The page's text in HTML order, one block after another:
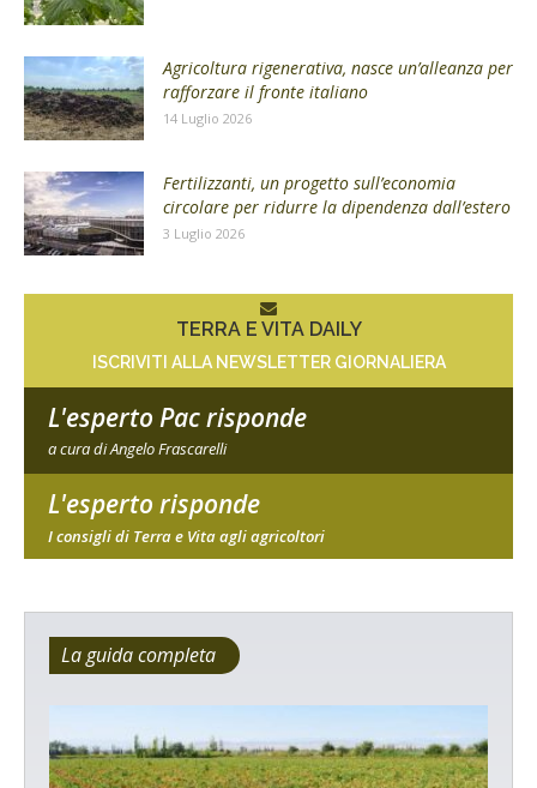
Agricoltura rigenerativa, nasce un’alleanza per
rafforzare il fronte italiano
14 Luglio 2026
Fertilizzanti, un progetto sull’economia
circolare per ridurre la dipendenza dall’estero
3 Luglio 2026
TERRA E VITA DAILY
ISCRIVITI ALLA NEWSLETTER GIORNALIERA
L'esperto Pac risponde
a cura di Angelo Frascarelli
L'esperto risponde
I consigli di Terra e Vita agli agricoltori
La guida completa